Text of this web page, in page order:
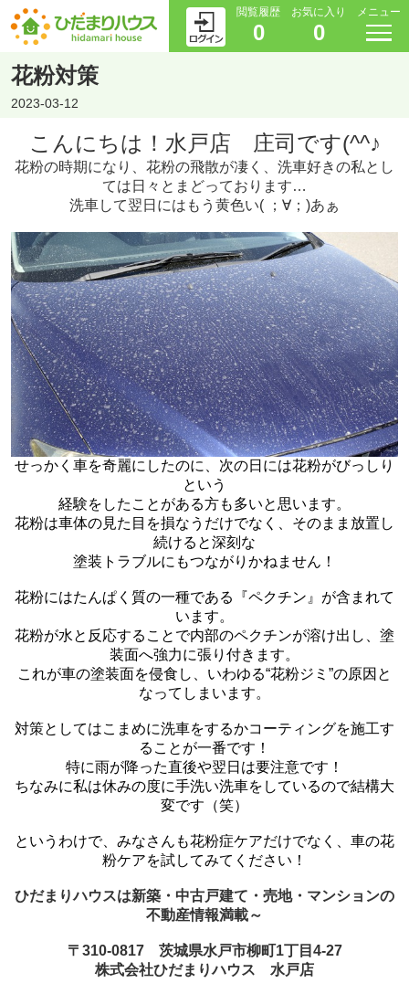
閲覧履歴
0
お気に入り
0
メニュー
花粉対策
2023-03-12
こんにちは！水戸店 庄司です(^^♪
花粉の時期になり、花粉の飛散が凄く、洗車好きの私とし
ては日々とまどっております…
洗車して翌日にはもう黄色い( ；∀；)あぁ
せっかく車を奇麗にしたのに、次の日には花粉がびっしり
という
経験をしたことがある方も多いと思います。
花粉は車体の見た目を損なうだけでなく、そのまま放置し
続けると深刻な
塗装トラブルにもつながりかねません！
花粉にはたんぱく質の一種である『ペクチン』が含まれて
います。
花粉が水と反応することで内部のペクチンが溶け出し、塗
装面へ強力に張り付きます。
これが車の塗装面を侵食し、いわゆる“花粉ジミ”の原因と
なってしまいます。
対策としてはこまめに洗車をするかコーティングを施工す
ることが一番です！
特に雨が降った直後や翌日は要注意です！
ちなみに私は休みの度に手洗い洗車をしているので結構大
変です（笑）
というわけで、みなさんも花粉症ケアだけでなく、車の花
粉ケアを試してみてください！
ひだまりハウスは新築・中古戸建て・売地・マンションの
不動産情報満載～
〒310-0817 茨城県水戸市柳町1丁目4-27
株式会社ひだまりハウス 水戸店